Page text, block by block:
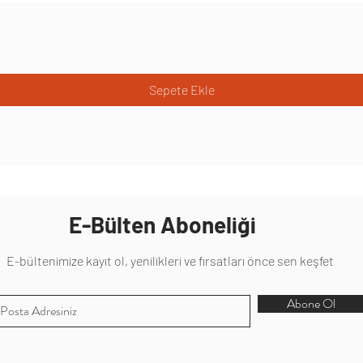
Sepete Ekle
E-Bülten Aboneliği
E-bültenimize kayıt ol, yenilikleri ve fırsatları önce sen keşfet
Abone Ol